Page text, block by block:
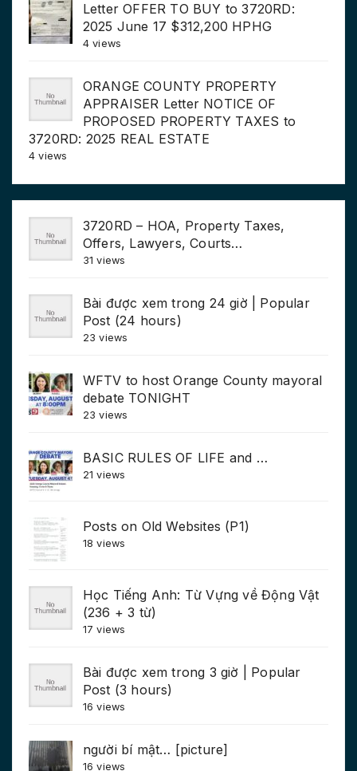
Letter OFFER TO BUY to 3720RD:
2025 June 17 $312,200 HPHG
4 views
ORANGE COUNTY PROPERTY
APPRAISER Letter NOTICE OF
PROPOSED PROPERTY TAXES to
3720RD: 2025 REAL ESTATE
4 views
3720RD – HOA, Property Taxes,
Offers, Lawyers, Courts…
31 views
Bài được xem trong 24 giờ | Popular
Post (24 hours)
23 views
WFTV to host Orange County mayoral
debate TONIGHT
23 views
BASIC RULES OF LIFE and …
21 views
Posts on Old Websites (P1)
18 views
Học Tiếng Anh: Từ Vựng về Động Vật
(236 + 3 từ)
17 views
Bài được xem trong 3 giờ | Popular
Post (3 hours)
16 views
người bí mật… [picture]
16 views